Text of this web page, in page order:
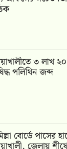
৩ লাখ
পলিথিন জব্দ
বোর্ডে পাসের